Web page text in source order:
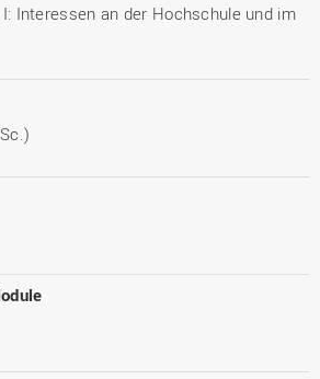
Interessen an der Hochschule und im